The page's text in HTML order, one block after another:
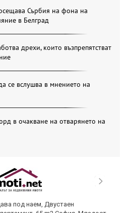
Сърбия на фона на
в Белград
дрехи, които възпрепятстват
се вслушва в мнението на
в очакване на отварянето на
под наем, Двустаен